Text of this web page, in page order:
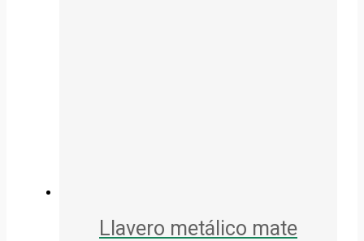
Llavero metálico mate